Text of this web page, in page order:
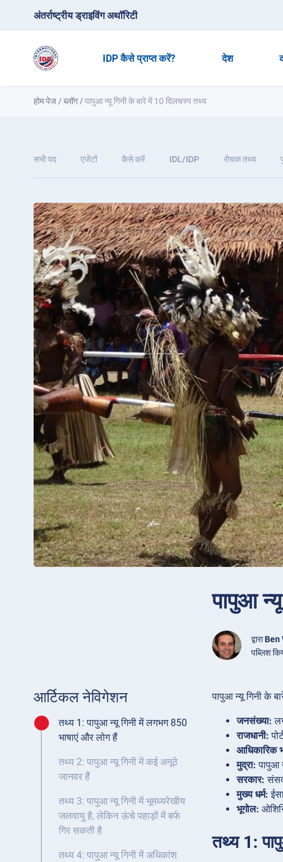
अंतर्राष्ट्रीय ड्राइविंग अथॉरिटी
IDP कैसे प्राप्त करें? देश
होम पेज /ब्लॉग/पापुआ न्यू गिनी के बारे में 10 दिलचस्प तथ्य
सभी पद एजेंटों कैसे करें IDL/IDP रोचक तथ्य
पापुआ
द्वाराBen
पब्लिश
आर्टिकल नेविगेशन
तथ्य 1: पापुआ न्यू गिनी में लगभग 850
भाषाएं और लोग हैं
तथ्य 2: पापुआ न्यू गिनी में कई अनूठे
जानवर हैं
तथ्य 3: पापुआ न्यू गिनी में भूमध्यरेखीय
जलवायु है, लेकिन ऊंचे पहाड़ों में बर्फ
गिर सकती है
तथ्य 4: पापुआ न्यू गिनी में अधिकांश
पापुआ न्यू गिनी के
जनसंख्या:
राजधानी:
आधिकारिक
मुद्रा: पापुआ
सरकार:
मुख्य धर्म:
भूगोल:
तथ्य 1: